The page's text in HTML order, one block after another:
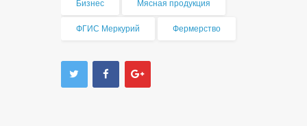
Бизнес Мясная продукция
ФГИС Меркурий Фермерство